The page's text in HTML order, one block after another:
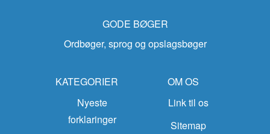
GODE BØGER
Ordbøger, sprog og opslagsbøger
KATEGORIER
Nyeste
forklaringer
OM OS
Link til os
Sitemap